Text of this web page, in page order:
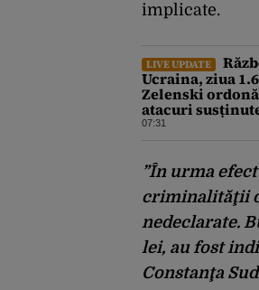
implicate.
LIVE UPDATE
Ucraina, ziua
Zelenski ordonă
atacuri
împotriva
07:31
”În urma
criminalităţii
nedeclarate.
lei, au fost
Constanţa